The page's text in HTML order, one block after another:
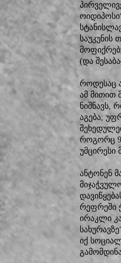
(და
როდესაც
ამ მითით
ნიშნავს,
აგება;
როგორც
უმცირესი
ანტონენ
რეფრეში
ირაკლი
იქ